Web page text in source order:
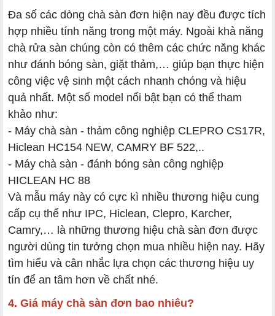
Đa số các dòng chà sàn đơn hiện nay đều được tích
hợp nhiều tính năng trong một máy. Ngoài khả năng
chà rửa sàn chúng còn có thêm các chức năng khác
như đánh bóng sàn, giặt thảm,… giúp bạn thực hiện
công việc vệ sinh một cách nhanh chóng và hiệu
quả nhất. Một số model nổi bật bạn có thể tham
khảo như:
- Máy chà sàn - thảm công nghiệp CLEPRO CS17R,
Hiclean HC154 NEW, CAMRY BF 522,..
- Máy chà sàn - đánh bóng sàn công nghiệp
HICLEAN HC 88
Và mẫu máy này có cực kì nhiều thương hiệu cung
cấp cụ thể như IPC, Hiclean, Clepro, Karcher,
Camry,… là những thương hiệu chà sàn đơn được
người dùng tin tưởng chọn mua nhiều hiện nay. Hãy
tìm hiểu và cân nhắc lựa chọn các thương hiệu uy
tín để an tâm hơn về chất nhé.
4. Giá máy chà sàn đơn bao nhiêu?